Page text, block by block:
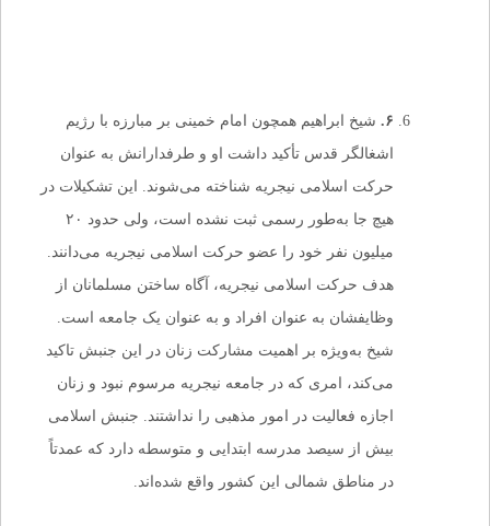
۶.شیخ ابراهیم همچون امام خمینی بر مبارزه با رژیم
اشغالگر قدس تأکید داشت او و طرفدارانش به‌ عنوان
حرکت اسلامی نیجریه شناخته می‌شوند. این تشکیلات‌ در
هیچ جا به‌طور رسمی ثبت نشده است، ولی حدود ۲۰
میلیون نفر خود را عضو حرکت اسلامی نیجریه می‌دانند‌.
هدف‌ حرکت‌ اسلامی نیجریه، آگاه ساختن مسلمانان از
وظایفشان به عنوان افراد‌ و به عنوان یک جامعه است.
شیخ به‌ویژه بر اهمیت مشارکت زنان در این جنبش تاکید
می‌کند، امری که‌ در‌ جامعه‌ نیجریه مرسوم نبود و زنان
اجازه فعالیت در امور مذهبی‌ را‌ نداشتند. جنبش اسلامی
بیش از سیصد مدرسه ابتدایی و متوسطه دارد که عمدتاً‌
در‌ مناطق‌ شمالی این کشور واقع شده‌اند.